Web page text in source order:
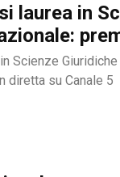
laurea in
Scienze
diretta su Canale 5